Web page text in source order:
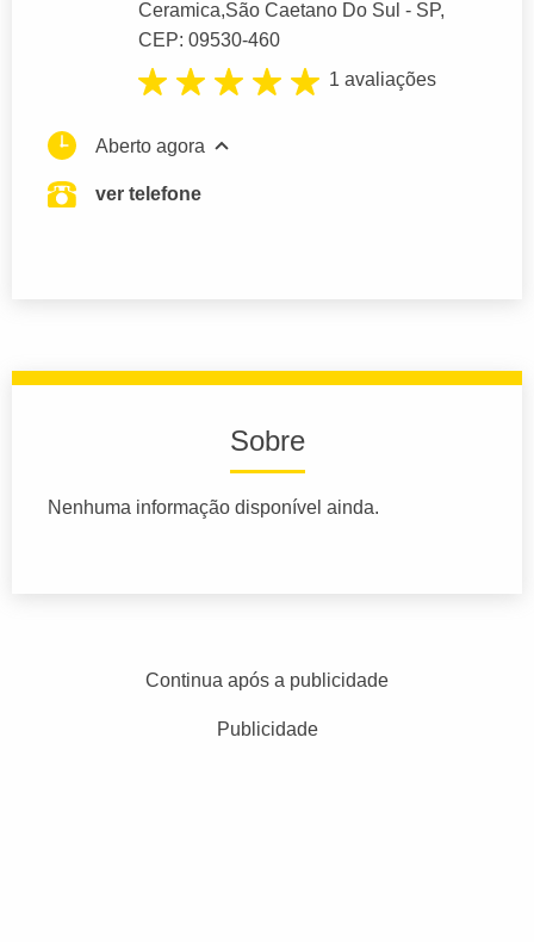
Ceramica,São Caetano Do Sul - SP,
CEP: 09530-460
1 avaliações
Aberto agora
ver telefone
Sobre
Nenhuma informação disponível ainda.
Continua após a publicidade
Publicidade